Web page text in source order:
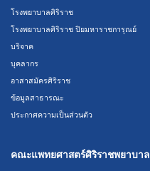
โรงพยาบาลศิริราช
โรงพยาบาลศิริราช ปิยมหาราชการุณย์
บริจาค
บุคลากร
อาสาสมัครศิริราช
ข้อมูลสาธารณะ
ประกาศความเป็นส่วนตัว
คณะแพทยศาสตร์ศิริราชพยาบาล